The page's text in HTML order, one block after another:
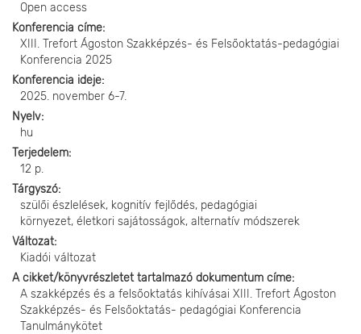
Open access
Konferencia címe
XIII. Trefort Ágoston Szakképzés- és Felsőoktatás-pedagógiai
Konferencia 2025
Konferencia ideje
2025. november 6-7.
Nyelv
hu
Terjedelem
12 p.
Tárgyszó
szülői észlelések, kognitív fejlődés, pedagógiai
környezet, életkori sajátosságok, alternatív módszerek
Változat
Kiadói változat
A cikket/könyvrészletet tartalmazó dokumentum címe
A szakképzés és a felsőoktatás kihívásai XIII. Trefort Ágoston
Szakképzés- és Felsőoktatás- pedagógiai Konferencia
Tanulmánykötet